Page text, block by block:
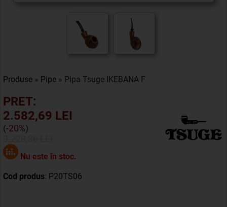
Produse » Pipe » Pipa Tsuge IKEBANA F
PRET:
2.582,69 LEI
(-20%)
Nu este în stoc.
Cod produs: P20TS06